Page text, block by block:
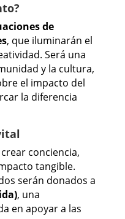
de
, que iluminarán el
Será una
y la cultura,
el impacto del
la diferencia
conciencia,
tangible.
serán donados a
, una
en apoyar a las